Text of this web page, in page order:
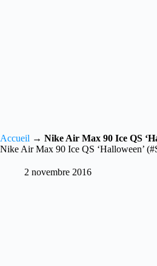
Accueil → Nike Air Max 90 Ice QS
Nike Air Max 90 Ice QS ‘Halloween’
2 novembre 2016